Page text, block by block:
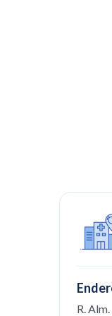
R.